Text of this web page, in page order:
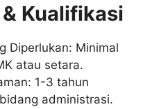
Kualifikasi
Diperlukan: Minimal
atau setara.
1-3 tahun
administrasi.